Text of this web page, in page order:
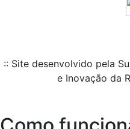
:: Site desenvolvido pela
e Inovação da